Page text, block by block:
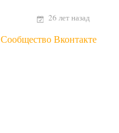
26 лет назад
Сообщество Вконтакте